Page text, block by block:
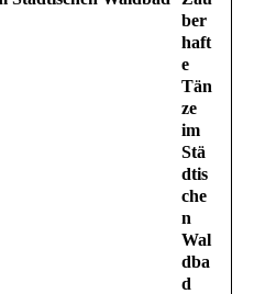
ber
haft
e
Tän
ze
im
Stä
dtis
che
n
Wal
dba
d